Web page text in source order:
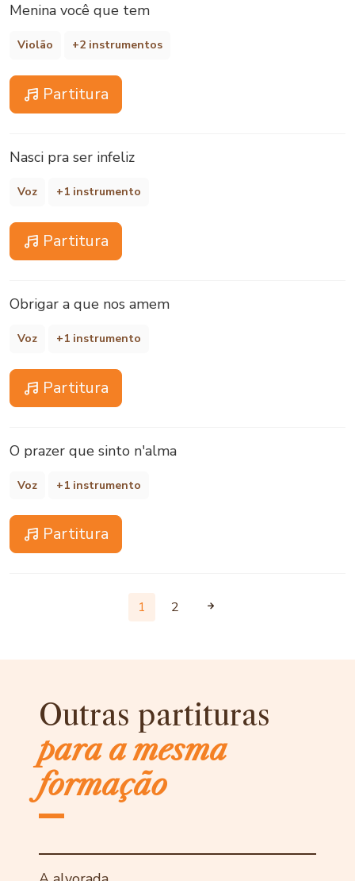
Menina você que tem
Violão +2 instrumentos
Partitura
Nasci pra ser infeliz
Voz +1 instrumento
Partitura
Obrigar a que nos amem
Voz +1 instrumento
Partitura
O prazer que sinto n'alma
Voz +1 instrumento
Partitura
1 2
Outras partituras
para a mesma
formação